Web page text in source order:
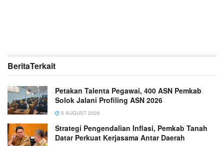
BeritaTerkait
Petakan Talenta Pegawai, 400 ASN Pemkab
Solok Jalani Profiling ASN 2026
5 AUGUST 2026
Strategi Pengendalian Inflasi, Pemkab Tanah
Datar Perkuat Kerjasama Antar Daerah